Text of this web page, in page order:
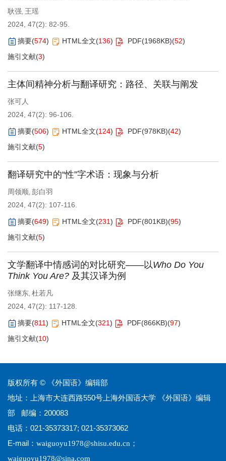
耿强, 王瑶
2024, 47(2): 82-95.
摘要(574) HTML全文(136) PDF(1968KB)(52)
施引文献(3)
主体间精神分析与翻译研究：路径、关联与阐发
张可人
2024, 47(2): 96-106.
摘要(506) HTML全文(124) PDF(978KB)(42)
施引文献(5)
翻译研究中的“性”字术语：现象与分析
周领顺, 彭白羽
2024, 47(2): 107-116.
摘要(649) HTML全文(231) PDF(801KB)(95)
施引文献(5)
文学翻译中情感词的对比研究——以Who Do You
Think You Are? 及其汉译为例
张继东 杜若凡
2024, 47(2): 117-128.
摘要(811) HTML全文(321) PDF(866KB)(97)
施引文献(10)
版权所有 © 《外国语》编辑部
地址：上海市大连西路550号上海外国语大学 《外国语》编辑
部 邮编：200083
电话：021-35373317; 021-35373062
E-mail： waiguoyu1978@shisu.edu.cn ；
waiguoyu1978@sina.com